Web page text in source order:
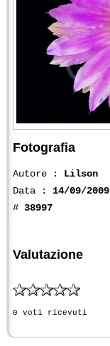
Fotografia
Autore : Lilson
Data : 14/09/2009
# 38997
Valutazione
0 voti ricevuti